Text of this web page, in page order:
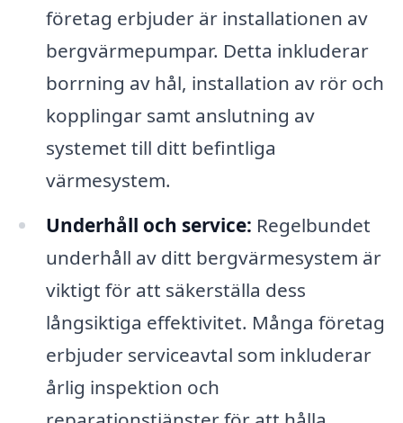
företag erbjuder är installationen av
bergvärmepumpar. Detta inkluderar
borrning av hål, installation av rör och
kopplingar samt anslutning av
systemet till ditt befintliga
värmesystem.
Underhåll och service: Regelbundet
underhåll av ditt bergvärmesystem är
viktigt för att säkerställa dess
långsiktiga effektivitet. Många företag
erbjuder serviceavtal som inkluderar
årlig inspektion och